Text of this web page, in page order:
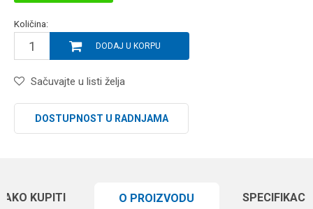
Količina:
DODAJ U KORPU
Sačuvajte u listi želja
DOSTUPNOST U RADNJAMA
KUPITI O PROIZVODU